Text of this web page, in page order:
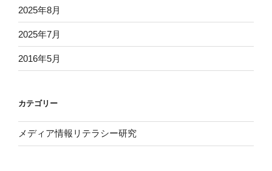
2025年8月
2025年7月
2016年5月
カテゴリー
メディア情報リテラシー研究